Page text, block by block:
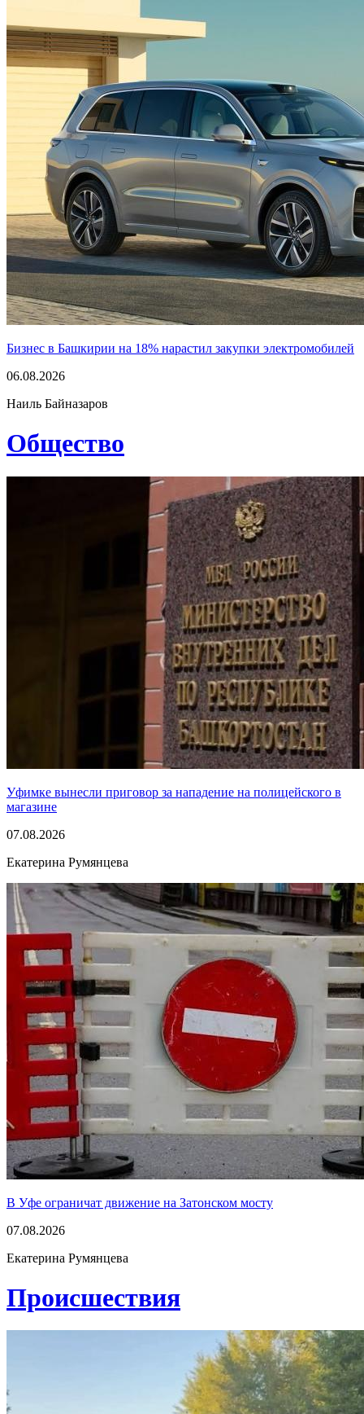
Бизнес в Башкирии на 18% нарастил закупки электромобилей
06.08.2026
Наиль Байназаров
Общество
Уфимке вынесли приговор за нападение на полицейского в
магазине
07.08.2026
Екатерина Румянцева
В Уфе ограничат движение на Затонском мосту
07.08.2026
Екатерина Румянцева
Проиcшествия